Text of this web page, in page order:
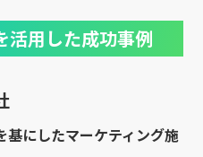
活用した成功事例
基にしたマーケティング施